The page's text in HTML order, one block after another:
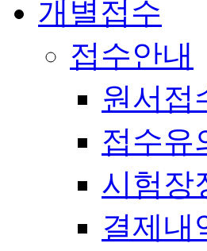
개별접수
접수안내
원서접
접수유
시험장
결제내